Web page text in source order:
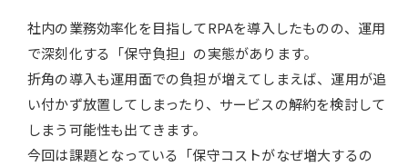
社内の業務効率化を目指してRPAを導入したものの、運用
で深刻化する「保守負担」の実態があります。
折角の導入も運用面での負担が増えてしまえば、運用が追
い付かず放置してしまったり、サービスの解約を検討して
しまう可能性も出てきます。
今回は課題となっている「保守コストがなぜ増大するの